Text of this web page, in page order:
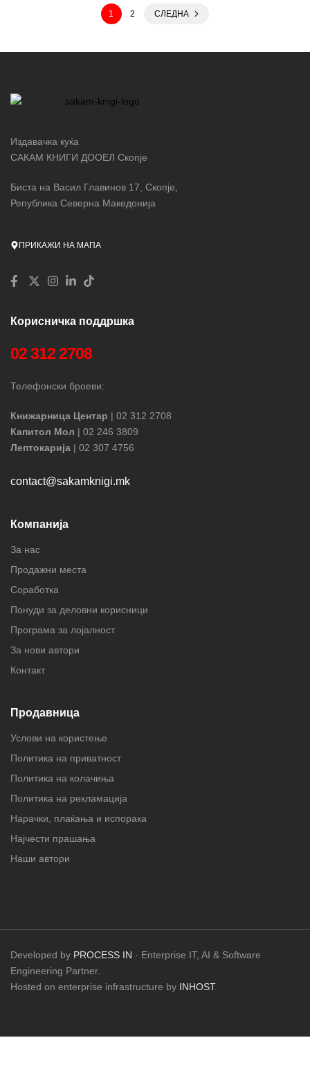
1 2 СЛЕДНА
Издавачка куќа
САКАМ КНИГИ ДООЕЛ Скопје
Биста на Васил Главинов 17, Скопје,
Република Северна Македонија
ПРИКАЖИ НА МАПА
Корисничка поддршка
02 312 2708
Телефонски броеви:
Книжарница Центар | 02 312 2708
Капитол Мол | 02 246 3809
Лептокарија | 02 307 4756
contact@sakamknigi.mk
Компанија
За нас
Продажни места
Соработка
Понуди за деловни корисници
Програма за лојалност
За нови автори
Контакт
Продавница
Услови на користење
Политика на приватност
Политика на колачиња
Политика на рекламација
Нарачки, плаќања и испорака
Најчести прашања
Наши автори
Developed by PROCESS IN · Enterprise IT, AI & Software
Engineering Partner.
Hosted on enterprise infrastructure by INHOST.